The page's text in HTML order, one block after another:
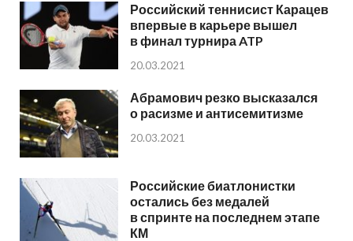
Российский теннисист Карацев
впервые в карьере вышел
в финал турнира ATP
20.03.2021
Абрамович резко высказался
о расизме и антисемитизме
20.03.2021
Российские биатлонистки
остались без медалей
в спринте на последнем этапе
КМ